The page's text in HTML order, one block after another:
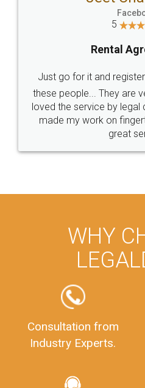
Consultation from
Industry Experts.
10 Lakh++ Happy
Head Office
307-308 , Building No 3,
Sector 3, Millenium Business
Park (MBP) Mahape 400710